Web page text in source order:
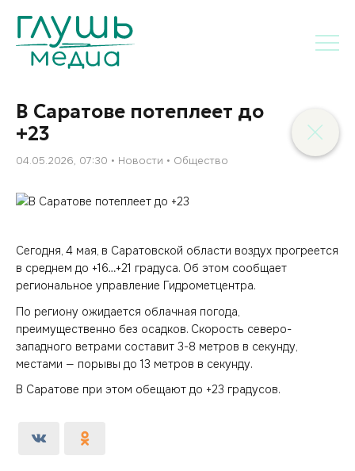
В Саратове потеплеет до
+23
04.05.2026, 07:30 Новости Общество
Сегодня, 4 мая, в Саратовской области воздух прогреется
в среднем до +16…+21 градуса. Об этом сообщает
региональное управление Гидрометцентра.
По региону ожидается облачная погода,
преимущественно без осадков. Скорость северо-
западного ветрами составит 3-8 метров в секунду,
местами — порывы до 13 метров в секунду.
В Саратове при этом обещают до +23 градусов.